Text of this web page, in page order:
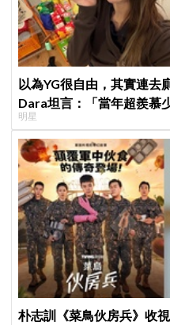
以為YG很自由，其實連去
Dara坦言：「當年超羨慕
明星
朴志訓《菜鳥伙房兵》收